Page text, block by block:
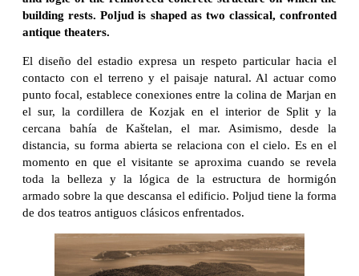
building rests. Poljud is shaped as two classical, confronted
antique theaters.
El diseño del estadio expresa un respeto particular hacia el
contacto con el terreno y el paisaje natural. Al actuar como
punto focal, establece conexiones entre la colina de Marjan en
el sur, la cordillera de Kozjak en el interior de Split y la
cercana bahía de Kaštelan, el mar. Asimismo, desde la
distancia, su forma abierta se relaciona con el cielo. Es en el
momento en que el visitante se aproxima cuando se revela
toda la belleza y la lógica de la estructura de hormigón
armado sobre la que descansa el edificio. Poljud tiene la forma
de dos teatros antiguos clásicos enfrentados.